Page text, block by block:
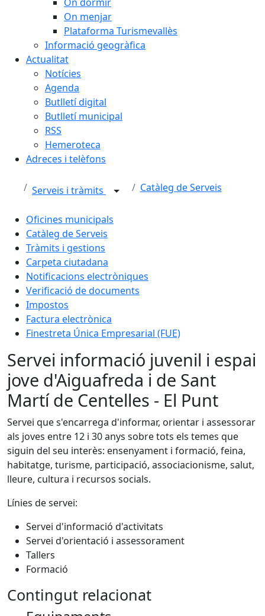
On menjar
Plataforma Turismevallès
Informació geogràfica
Actualitat
Notícies
Agenda
Butlletí digital
Butlletí municipal
RSS
Hemeroteca
Adreces i telèfons
Serveis i tràmits Catàleg de Serveis
Oficines municipals
Catàleg de Serveis
Tràmits i gestions
Carpeta ciutadana
Notificacions electròniques
Verificació de documents
Impostos
Factura electrònica
Finestreta Única Empresarial (FUE)
Servei informació juvenil i espai
jove d'Aiguafreda i de Sant
Martí de Centelles - El Punt
Servei que s'encarrega d'informar, orientar i assessorar
als joves entre 12 i 30 anys sobre tots els temes que
siguin del seu interès: ensenyament i formació, feina,
habitatge, turisme, participació, associacionisme, salut,
lleure, cultura i recursos socials.
Línies de servei:
Servei d'informació d'activitats
Servei d'orientació i assessorament
Tallers
Formació
Contingut relacionat